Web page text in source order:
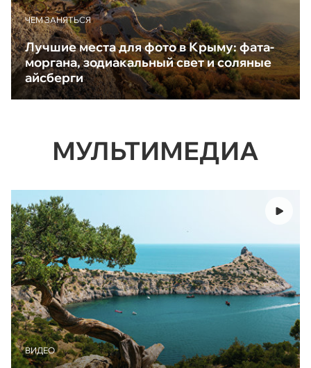
ЧЕМ ЗАНЯТЬСЯ
Лучшие места для фото в Крыму: фата-
моргана, зодиакальный свет и соляные
айсберги
МУЛЬТИМЕДИА
ВИДЕО